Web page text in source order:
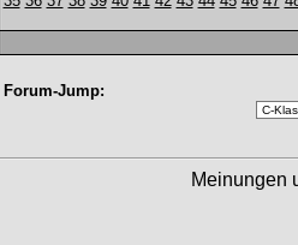
Forum-Jump:
Meinungen